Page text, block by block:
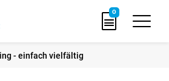
0
- einfach vielfältig